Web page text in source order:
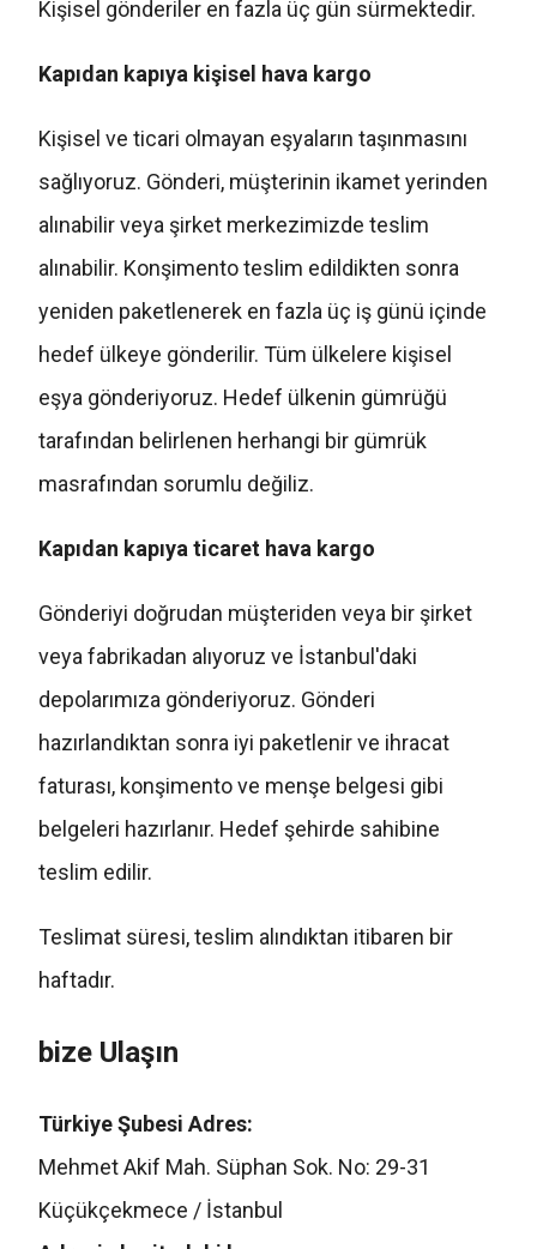
Kişisel gönderiler en fazla üç gün sürmektedir.
Kapıdan kapıya kişisel hava kargo
Kişisel ve ticari olmayan eşyaların taşınmasını
sağlıyoruz. Gönderi, müşterinin ikamet yerinden
alınabilir veya şirket merkezimizde teslim
alınabilir. Konşimento teslim edildikten sonra
yeniden paketlenerek en fazla üç iş günü içinde
hedef ülkeye gönderilir. Tüm ülkelere kişisel
eşya gönderiyoruz. Hedef ülkenin gümrüğü
tarafından belirlenen herhangi bir gümrük
masrafından sorumlu değiliz.
Kapıdan kapıya ticaret hava kargo
Gönderiyi doğrudan müşteriden veya bir şirket
veya fabrikadan alıyoruz ve İstanbul'daki
depolarımıza gönderiyoruz. Gönderi
hazırlandıktan sonra iyi paketlenir ve ihracat
faturası, konşimento ve menşe belgesi gibi
belgeleri hazırlanır. Hedef şehirde sahibine
teslim edilir.
Teslimat süresi, teslim alındıktan itibaren bir
haftadır.
bize Ulaşın
Türkiye Şubesi Adres:
Mehmet Akif Mah. Süphan Sok. No: 29-31
Küçükçekmece / İstanbul